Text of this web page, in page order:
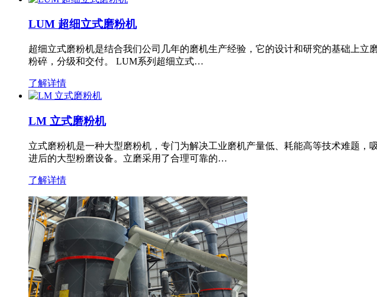
LUM 超细立式磨粉机
超细立式磨粉机是结合我们公司几年的磨机生产经验，它的设计和研究的基础上
粉碎，分级和交付。 LUM系列超细立式…
了解详情
LM 立式磨粉机
立式磨粉机是一种大型磨粉机，专门为解决工业磨机产量低、耗能高等技术难题
进后的大型粉磨设备。立磨采用了合理可靠的…
了解详情